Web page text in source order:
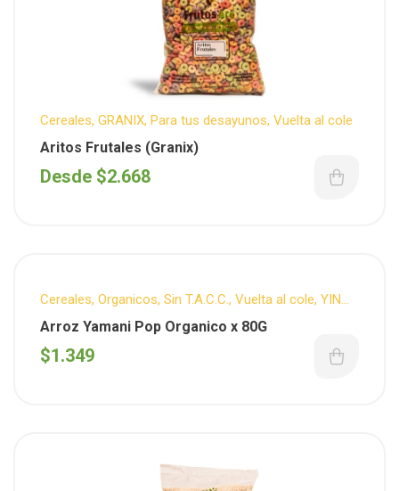
Cereales, GRANIX, Para tus desayunos, Vuelta al cole
Aritos Frutales (Granix)
Desde $2.668
Cereales, Organicos, Sin T.A.C.C. , Vuelta al cole, YIN
YANG
Arroz Yamani Pop Organico x 80G
$1.349